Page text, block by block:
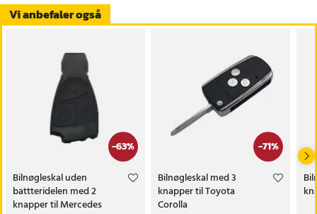
Vi anbefaler også
-63%
Bilnøgleskal uden
battteridelen med 2
knapper til Mercedes
-71%
Bilnøgleskal med 3
knapper til Toyota
Corolla